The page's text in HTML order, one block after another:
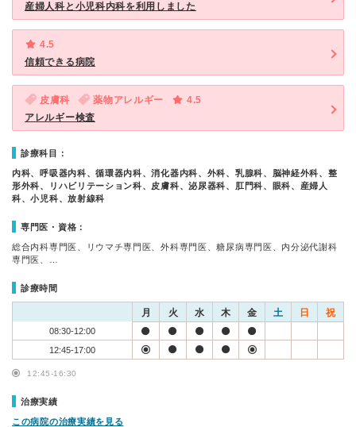
産婦人科と小児科内科を利用しました
4.5
信頼できる病院
皮膚科 薬物アレルギー
4.5
アレルギー検査
診療科目：
内科、呼吸器内科、循環器内科、消化器内科、外科、乳腺科、脳神経外科、整
形外科、リハビリテーション科、皮膚科、泌尿器科、肛門科、眼科、産婦人
科、小児科、放射線科
専門医・資格：
総合内科専門医、リウマチ専門医、外科専門医、糖尿病専門医、内分泌代謝科
専門医、…
診療時間
月 火 水 木 金 土 日 祝
08:30-12:00
12:45-17:00
12:45-16:30
治療実績
この病院の治療実績を見る